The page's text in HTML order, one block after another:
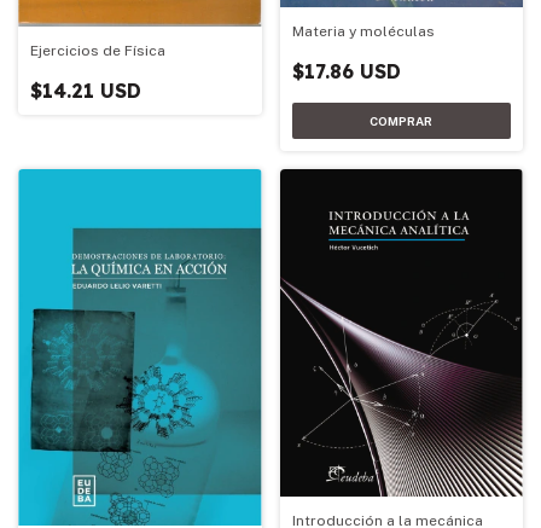
Ejercicios de Física
$14.21 USD
Materia y moléculas
$17.86 USD
Introducción a la mecánica